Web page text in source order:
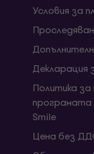
Условия за
Декларация
Политика
програмата
Smile
Цена без